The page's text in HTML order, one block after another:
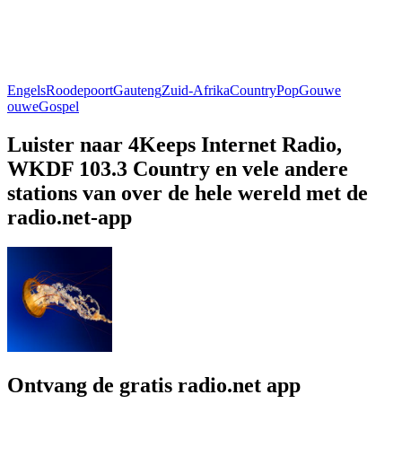
EngelsRoodepoortGautengZuid-AfrikaCountryPopGouwe
ouweGospel
Luister naar 4Keeps Internet Radio,
WKDF 103.3 Country en vele andere
stations van over de hele wereld met de
radio.net-app
Ontvang de gratis radio.net app